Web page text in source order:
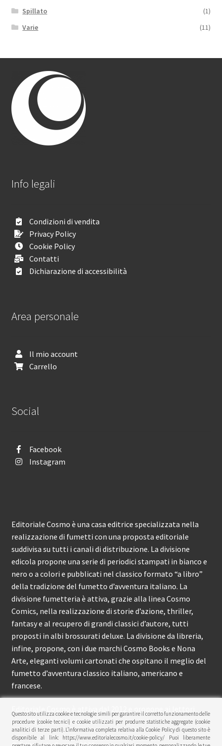
Spillato
(1)
Varie
(11)
Info legali
Condizioni di vendita
Privacy Policy
Cookie Policy
Contatti
Dichiarazione di accessibilità
Area personale
Il mio account
Carrello
Social
Facebook
Instagram
Editoriale Cosmo è una casa editrice specializzata nella
realizzazione di fumetti con una proposta editoriale
suddivisa su tutti i canali di distribuzione. La divisione
edicola propone una serie di periodici stampati in bianco e
nero o a colori e pubblicati nel classico formato “a libro”
della tradizione del fumetto d’avventura italiano. La
divisione fumetteria è attiva, grazie alla linea Cosmo
Comics, nella realizzazione di storie d’azione, thriller,
fantasy e al recupero di grandi classici d’autore, tutti
proposti in albi brossurati deluxe. La divisione da libreria,
infine, propone, con i due marchi Cosmo Books e Nona
Arte, eleganti volumi cartonati che ospitano il meglio del
fumetto d’avventura classico italiano, americano e
francese.
Editoriale Cosmo è attiva dal 2012 e propone ai lettori
circa 150 pubblicazioni l’anno.
Questo sito utilizza cookie e tecnologie simili per garantire il corretto funzionamento delle
procedure (cookie tecnici) e cookie utilizzati per produrre statistiche aggregate (cookie
analitici di terze parti). L’informativa completa relativa alla Cookie Policy di questo sito è
disponibile al link: https://www.editorialecosmo.it/cookie-policy/ Puoi liberamente